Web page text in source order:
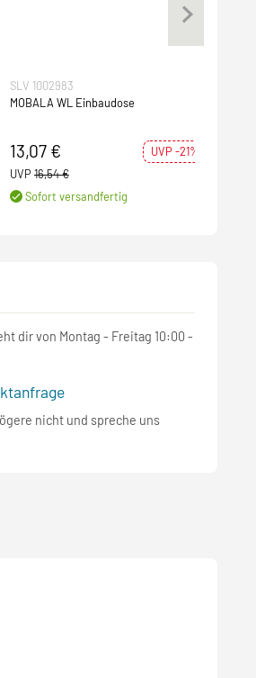
SLV 1002983
MOBALA WL Einbaudose
13,07 €
UVP -21%
UVP 16,54 €
Sofort versandfertig
dir von Montag - Freitag 10:00 -
nicht und spreche uns